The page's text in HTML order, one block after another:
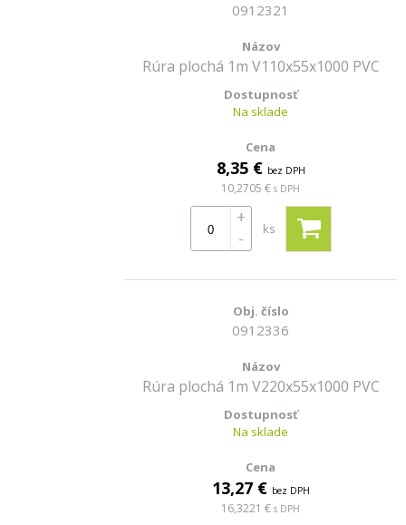
0912321
Rúra plochá 1m V110x55x1000 PVC
Na sklade
8,35 € bez DPH
10,2705 € s DPH
+
-
ks
0912336
Rúra plochá 1m V220x55x1000 PVC
Na sklade
13,27 € bez DPH
16,3221 € s DPH